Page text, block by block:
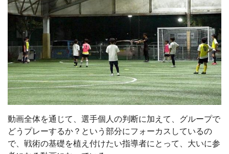
動画全体を通じて、選手個人の判断に加えて、グループで
どうプレーするか？という部分にフォーカスしているの
で、戦術の基礎を植え付けたい指導者にとって、大いに参